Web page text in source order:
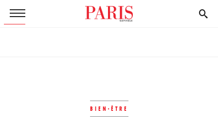
BIEN-ÊTRE